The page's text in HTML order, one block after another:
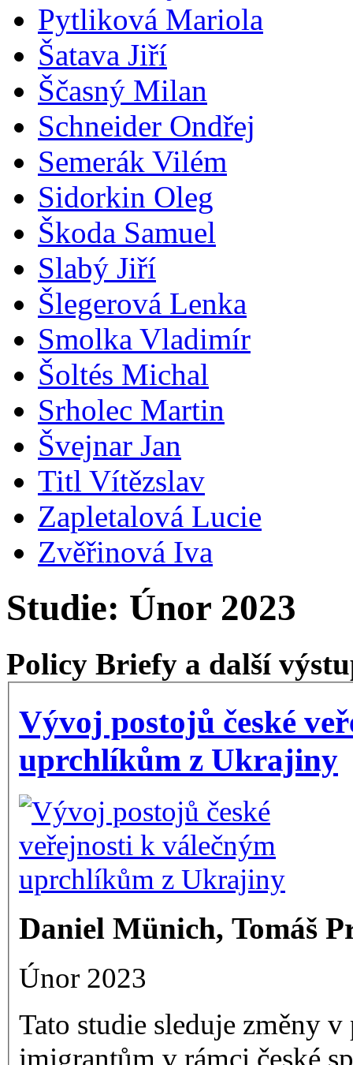
Pytliková Mariola
Šatava Jiří
Ščasný Milan
Schneider Ondřej
Semerák Vilém
Sidorkin Oleg
Škoda Samuel
Slabý Jiří
Šlegerová Lenka
Smolka Vladimír
Šoltés Michal
Srholec Martin
Švejnar Jan
Titl Vítězslav
Zapletalová Lucie
Zvěřinová Iva
Studie: Únor 2023
Policy Briefy a další
Vývoj postojů české
uprchlíkům z Ukrajiny
Daniel Münich, Tomáš
Únor 2023
Tato studie sleduje změny
imigrantům v rámci české